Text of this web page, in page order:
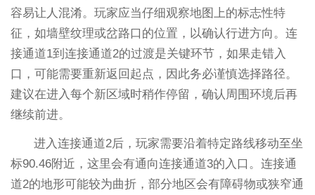
容易让人混淆。玩家应当仔细观察地图上的标志性特
征，如墙壁纹理或岔路口的位置，以确认行进方向。连
接通道1到连接通道2的过渡是关键环节，如果走错入
口，可能需要重新返回起点，因此务必谨慎选择路径。
建议在进入每个新区域时稍作停留，确认周围环境后再
继续前进。
进入连接通道2后，玩家需要沿着特定路线移动至坐
标90.46附近，这里会有通向连接通道3的入口。连接通
道2的地形可能较为曲折，部分地区会有障碍物或狭窄通